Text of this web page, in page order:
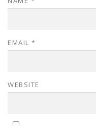
EMAIL *
WEBSITE